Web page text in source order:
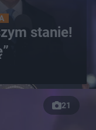
stanie!
21